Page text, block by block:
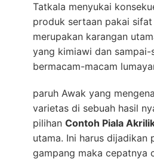
Tatkala menyukai
produk sertaan pakai
merupakan karangan
yang kimiawi dan
bermacam-macam
paruh Awak yang
varietas di sebuah hasil
pilihan Contoh Piala
utama. Ini harus dijadikan
gampang maka cepatnya